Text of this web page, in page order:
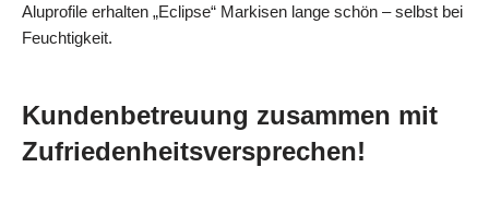
Aluprofile erhalten „Eclipse“ Markisen lange schön – selbst bei
Feuchtigkeit.
Kundenbetreuung zusammen mit
Zufriedenheitsversprechen!